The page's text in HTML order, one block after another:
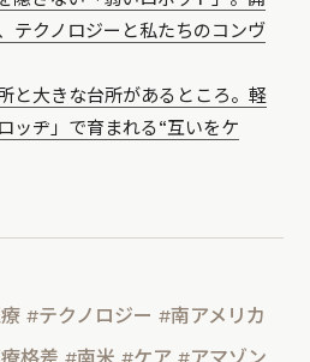
テクノロジーと私たちのコンヴ
と大きな台所があるところ。軽
ッヂ」で育まれる“互いをケ
#テクノロジー #南アメリカ